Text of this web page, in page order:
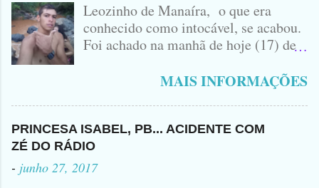
Leozinho de Manaíra, o que era
conhecido como intocável, se acabou.
Foi achado na manhã de hoje (17) de
no Sertão da Paraíba, o Lendário
atingido com disparo de calibre 12. O
Procurado pela Justiça havia matado
a Namorada dele, Fabrícia Nogueira ,
MAIS INFORMAÇÕES
PRINCESA ISABEL, PB... ACIDENTE COM
ZÉ DO RÁDIO
- junho 27, 2017